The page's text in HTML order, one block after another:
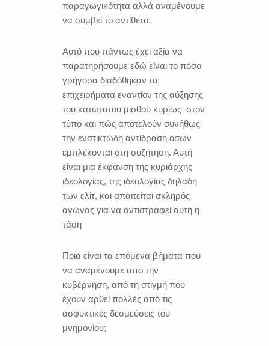
παραγωγικότητα αλλά αναμένουμε
να συμβεί το αντίθετο.
Αυτό που πάντως έχει αξία να
παρατηρήσουμε εδώ είναι το πόσο
γρήγορα διαδόθηκαν τα
επιχειρήματα εναντίον της αύξησης
του κατώτατου μισθού κυρίως στον
τύπο και πώς αποτελούν συνήθως
την ενστικτώδη αντίδραση όσων
εμπλέκονται στη συζήτηση. Αυτή
είναι μια έκφανση της κυριάρχης
ιδεολογίας, της ιδεολογίας δηλαδή
των ελίτ, και απαιτείται σκληρός
αγώνας για να αντιστραφεί αυτή η
τάση
Ποια είναι τα επόμενα βήματα που
να αναμένουμε από την
κυβέρνηση, από τη στιγμή που
έχουν αρθεί πολλές από τις
ασφυκτικές δεσμεύσεις του
μνημονίου;